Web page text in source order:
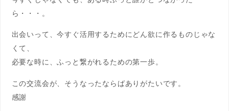
ら・・・。
出会いって、今すぐ活用するためにどん欲に作るものじゃな
くて、
必要な時に、ふっと繋がれるための第一歩。
この交流会が、そうなったならばありがたいです。
感謝